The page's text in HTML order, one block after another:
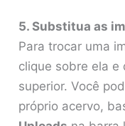
5. Substitua as
Para trocar uma
clique sobre ela
superior. Você
próprio acervo,